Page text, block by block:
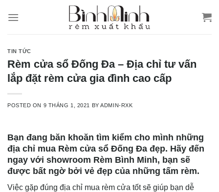
TIN TỨC
Rèm cửa sổ Đống Đa – Địa chỉ tư vấn
lắp đặt rèm cửa gia đình cao cấp
POSTED ON 9 THÁNG 1, 2021 BYADMIN-RXK
Bạn đang băn khoăn tìm kiểm cho mình những
địa chỉ mua Rèm cửa sổ Đống Đa đẹp. Hãy đến
ngay với showroom Rèm Bình Minh, bạn sẽ
được bất ngờ bởi vẻ đẹp của những tấm rèm.
Việc gặp đúng địa chỉ mua rèm cửa tốt sẽ giúp bạn dễ